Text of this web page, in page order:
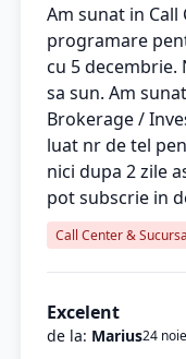
Am sunat in Call
programare
cu 5 decembrie.
sa sun. Am
Brokerage /
luat nr de tel
nici dupa 2 zile
pot subscrie in
Call Center &
Excelent
de la: Marius24